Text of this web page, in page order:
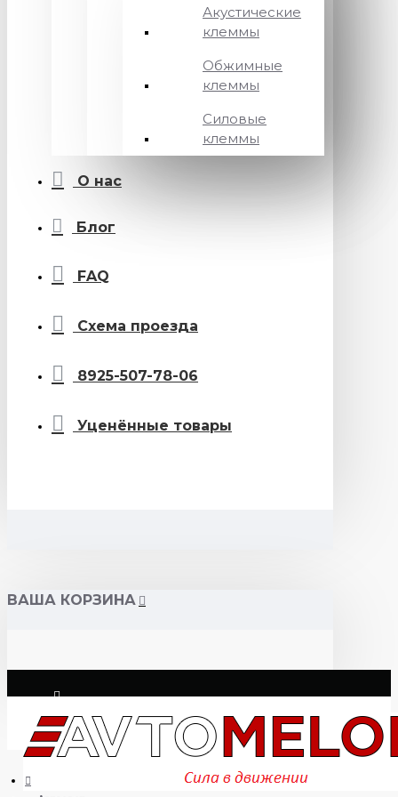
Акустические
клеммы
Обжимные
клеммы
Силовые
клеммы
О нас
Блог
FAQ
Схема проезда
8925-507-78-06
Уценённые товары
ВАША КОРЗИНА
Логин
Регистрация